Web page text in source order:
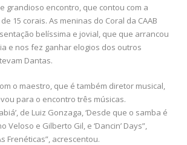
grandioso encontro, que contou com a
15 corais. As meninas do Coral da CAAB
belíssima e jovial, que que arrancou
e nos fez ganhar elogios dos outros
Dantas.
o maestro, que é também diretor musical,
para o encontro três músicas.
de Luiz Gonzaga, ‘Desde que o samba é
Veloso e Gilberto Gil, e ‘Dancin’ Days”,
Frenéticas”, acrescentou.